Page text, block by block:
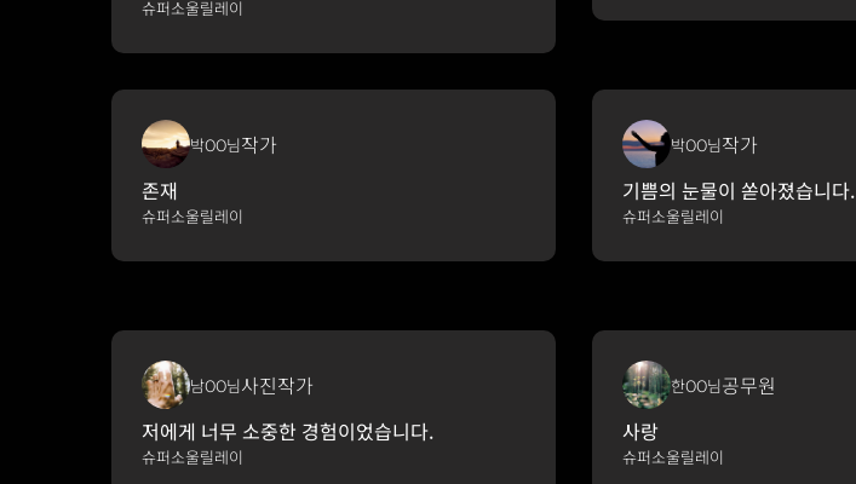
슈퍼소울릴레이
박OO님작가
존재
슈퍼소울릴레이
박OO님작가
기쁨의 눈물이 쏟아졌습니다.
슈퍼소울릴레이
남OO님사진작가
저에게 너무 소중한 경험이었습니다.
슈퍼소울릴레이
한OO님공무원
사랑
슈퍼소울릴레이